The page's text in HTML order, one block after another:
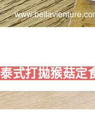
泰式打拋猴菇定